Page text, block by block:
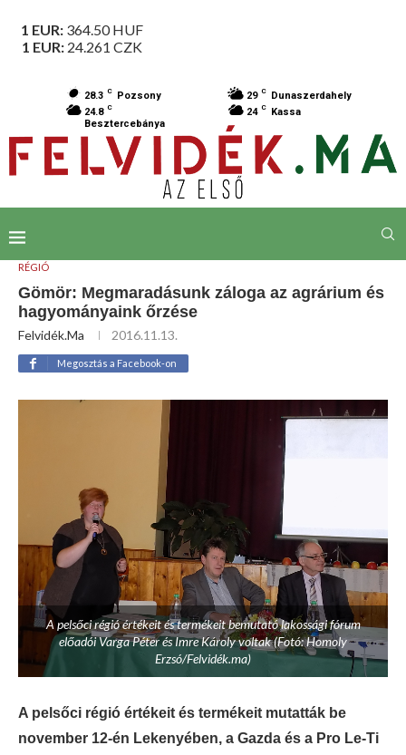
1 EUR: 364.50HUF
1 EUR: 24.261 CZK
28.3 C Pozsony 29 C
Dunaszerdahely
24.8 C
Besztercebánya
24 C Kassa
RÉGIÓ
Gömör: Megmaradásunk záloga az agrárium és
hagyományaink őrzése
Felvidék.ma 2016.11.13.
Megosztás a Facebook-on
A pelsőci régió értékeit és termékeit bemutató lakossági fórum
előadói Varga Péter és Imre Károly voltak (Fotó: Homoly
Erzsó/Felvidék.ma)
A pelsőci régió értékeit és termékeit mutatták be
november 12-én Lekenyében, a Gazda és a Pro Le-Ti